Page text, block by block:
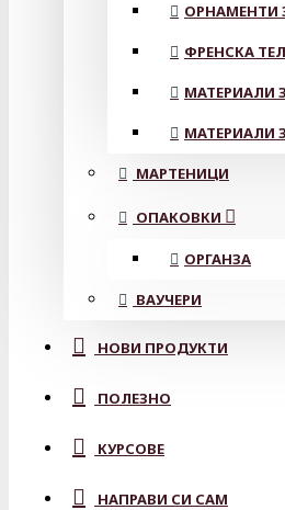
ОРНАМЕНТИ
ФРЕНСКА
МАТЕРИАЛИ
МАТЕРИАЛИ
МАРТЕНИЦИ
ОПАКОВКИ
ОРГАНЗА
ВАУЧЕРИ
НОВИ ПРОДУКТИ
ПОЛЕЗНО
КУРСОВЕ
НАПРАВИ СИ САМ